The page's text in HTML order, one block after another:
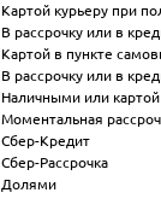
Картой курьеру при
В рассрочку или в
Картой в пункте
В рассрочку или в
Наличными или картой
Моментальная
Сбер-Кредит
Сбер-Рассрочка
Долями